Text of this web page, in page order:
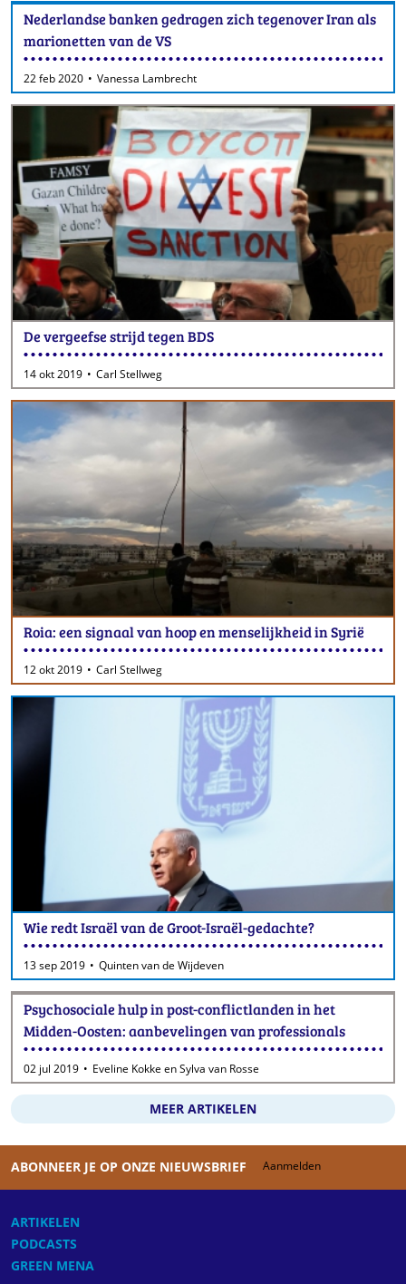
Nederlandse banken gedragen zich tegenover Iran als
marionetten van de VS
22 feb 2020 Vanessa Lambrecht
De vergeefse strijd tegen BDS
14 okt 2019 Carl Stellweg
Roia: een signaal van hoop en menselijkheid in Syrië
12 okt 2019 Carl Stellweg
Wie redt Israël van de Groot-Israël-gedachte?
13 sep 2019 Quinten van de Wijdeven
Psychosociale hulp in post-conflictlanden in het
Midden-Oosten: aanbevelingen van professionals
02 jul 2019 Eveline Kokke en Sylva van Rosse
MEER ARTIKELEN
ABONNEER JE OP ONZE NIEUWSBRIEF Aanmelden
ARTIKELEN
PODCASTS
GREEN MENA